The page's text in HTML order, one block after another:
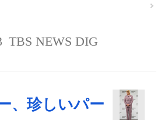
TBS NEWS DIG
、珍しいパー